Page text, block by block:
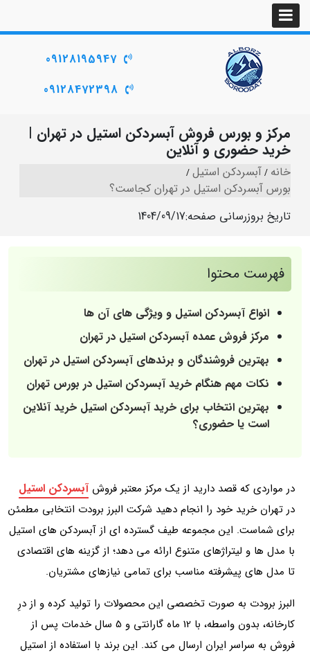
09128195947
09128472398
مرکز و بورس فروش آبسردکن استیل در تهران |
خرید حضوری و آنلاین
خانه آبسردکن استیل
بورس آبسردکن استیل در تهران کجاست؟
تاریخ بروزرسانی صفحه:1404/09/17
فهرست محتوا
انواع آبسردکن استیل و ویژگی‌ های آن‌ ها
مرکز فروش عمده آبسردکن استیل در تهران
بهترین فروشندگان و برندهای آبسردکن استیل در تهران
نکات مهم هنگام خرید آبسردکن استیل در بورس تهران
بهترین انتخاب برای خرید آبسردکن استیل خرید آنلاین
است یا حضوری؟
در مواردی که قصد دارید از یک مرکز معتبر فروشآبسردکن استیل
در تهران خرید خود را انجام دهید شرکت البرز برودت انتخابی مطمئن
برای شماست. این مجموعه طیف گسترده‌ ای از آبسردکن‌ های استیل
با مدل‌ ها و لیتراژهای متنوع ارائه می‌ دهد؛ از گزینه‌ های اقتصادی
تا مدل‌ های پیشرفته مناسب برای تمامی نیازهای مشتریان.
البرز برودت به صورت تخصصی این محصولات را تولید کرده و از درِ
کارخانه، بدون واسطه، با 12 ماه گارانتی و 5 سال خدمات پس از
فروش به سراسر ایران ارسال می‌ کند. این برند با استفاده از استیل